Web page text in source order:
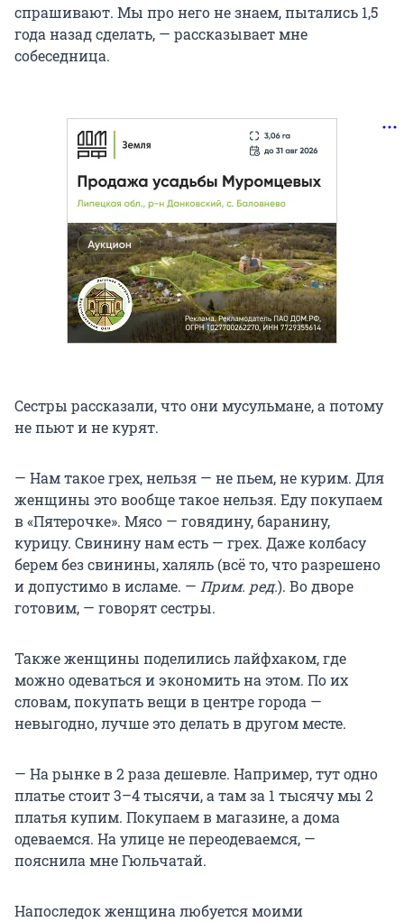
спрашивают. Мы про него не знаем, пытались 1,5
года назад сделать, — рассказывает мне
собеседница.
Сестры рассказали, что они мусульмане, а потому
не пьют и не курят.
— Нам такое грех, нельзя — не пьем, не курим. Для
женщины это вообще такое нельзя. Еду покупаем
в «Пятерочке». Мясо — говядину, баранину,
курицу. Свинину нам есть — грех. Даже колбасу
берем без свинины, халяль (всё то, что разрешено
и допустимо в исламе. — Прим. ред.). Во дворе
готовим, — говорят сестры.
Также женщины поделились лайфхаком, где
можно одеваться и экономить на этом. По их
словам, покупать вещи в центре города —
невыгодно, лучше это делать в другом месте.
— На рынке в 2 раза дешевле. Например, тут одно
платье стоит 3–4 тысячи, а там за 1 тысячу мы 2
платья купим. Покупаем в магазине, а дома
одеваемся. На улице не переодеваемся, —
пояснила мне Гюльчатай.
Напоследок женщина любуется моими